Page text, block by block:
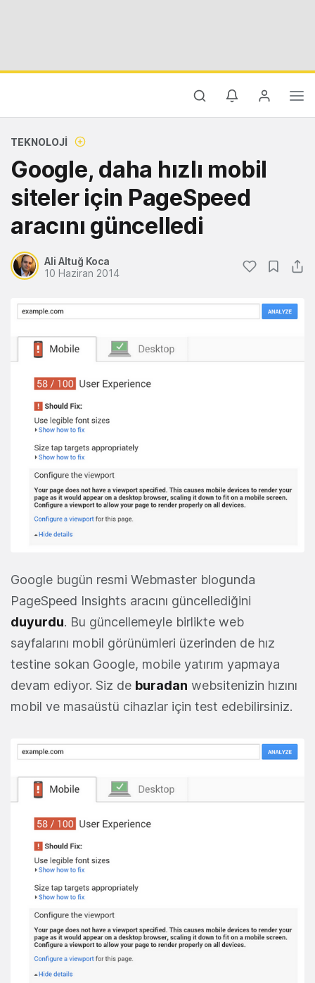
TEKNOLOJI
Google, daha hızlı mobil
siteler için PageSpeed
aracını güncelledi
Ali Altuğ Koca
10 Haziran 2014
Google bugün resmi Webmaster blogunda
PageSpeed Insights aracını güncellediğini
duyurdu. Bu güncellemeyle birlikte web
sayfalarını mobil görünümleri üzerinden de hız
testine sokan Google, mobile yatırım yapmaya
devam ediyor. Siz de buradan websitenizin hızını
mobil ve masaüstü cihazlar için test edebilirsiniz.